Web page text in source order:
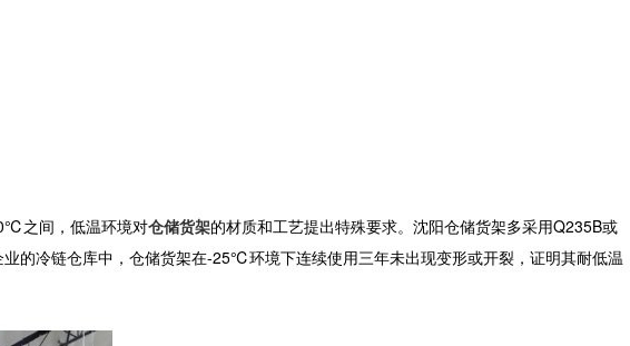
之间，低温环境对仓储货架的材质和工艺提出特殊要求。沈阳仓储货架多采用Q235B或
的冷链仓库中，仓储货架在-25℃环境下连续使用三年未出现变形或开裂，证明其耐低温